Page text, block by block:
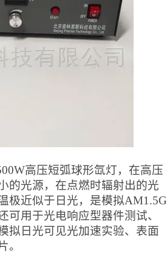
高压短弧球形氙灯，在高压
的光源，在点燃时辐射出的光
极近似于日光，是模拟AM1.5G
用于光电响应型器件测试、
拟日光可见光加速实验、表面
。